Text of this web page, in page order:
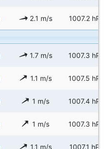
2.1 m/s 1007.2 hPa
1.7 m/s 1007.3 hPa
1.1 m/s 1007.5 hPa
1 m/s 1007.4 hPa
1 m/s 1007.3 hPa
1.1 m/s 1007.1 hPa